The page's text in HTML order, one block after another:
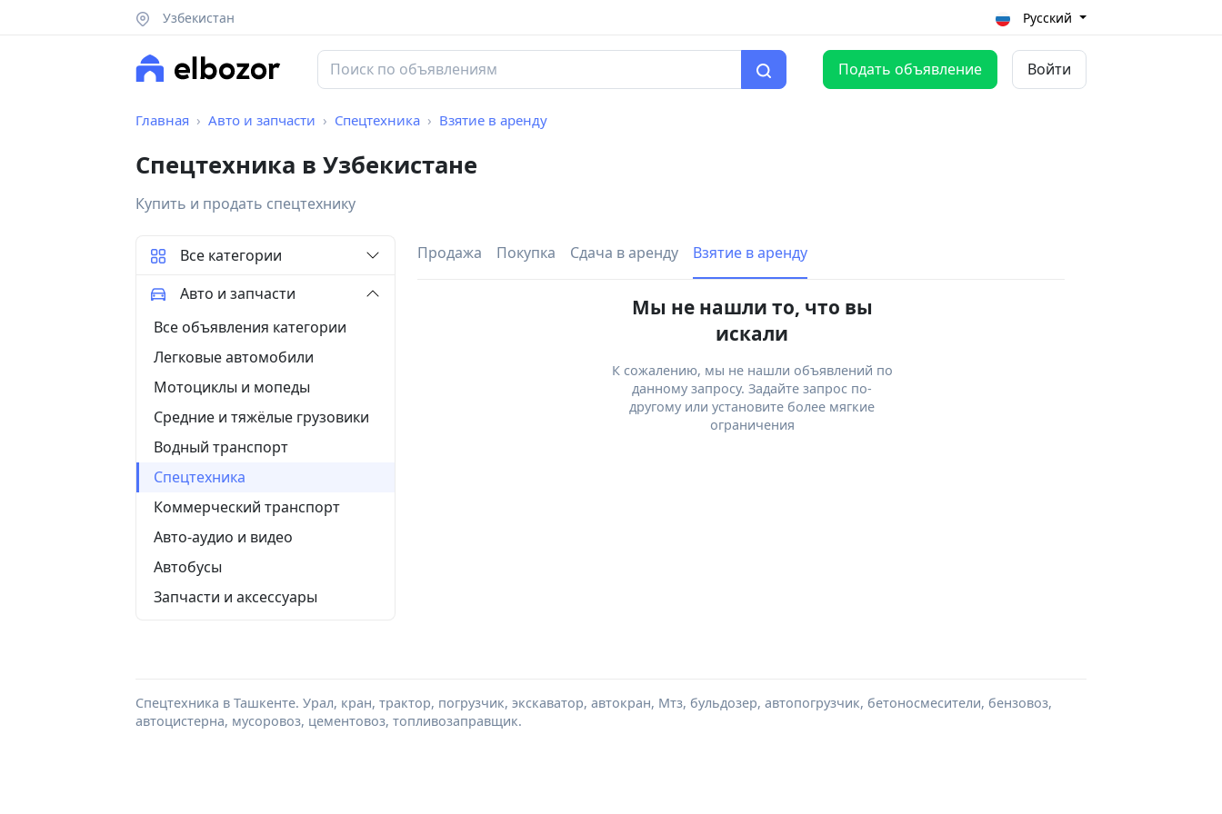
Узбекистан Русский
Подать объявление Войти
Главная Авто и запчасти Спецтехника Взятие в аренду
Спецтехника в Узбекистане
Купить и продать спецтехнику
Продажа Покупка Сдача в аренду Взятие в аренду
Мы не нашли то, что вы
искали
К сожалению, мы не нашли объявлений по
данному запросу. Задайте запрос по-
другому или установите более мягкие
ограничения
Все категории
Авто и запчасти
Все объявления категории
Легковые автомобили
Мотоциклы и мопеды
Средние и тяжёлые грузовики
Водный транспорт
Спецтехника
Коммерческий транспорт
Авто-аудио и видео
Автобусы
Запчасти и аксессуары
Спецтехника в Ташкенте. Урал, кран, трактор, погрузчик, экскаватор, автокран, Мтз, бульдозер, автопогрузчик, бетоносмесители, бензовоз,
автоцистерна, мусоровоз, цементовоз, топливозаправщик.